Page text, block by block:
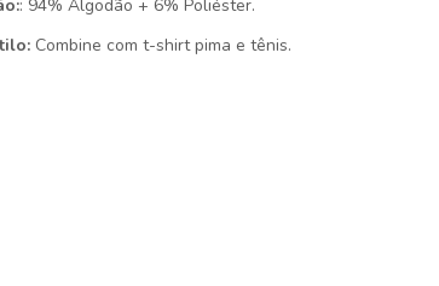
: 94% Algodão + 6% Poliéster.
Combine com t-shirt pima e tênis.